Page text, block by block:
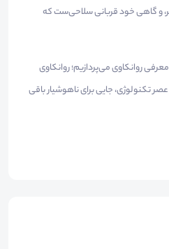
و گاهی خود قربانی سلاحی‌ست که
معرفی روانکاوی می‌پردازیم؛ روانکاوی
تکنولوژی، جایی برای ناهوشیار باقی